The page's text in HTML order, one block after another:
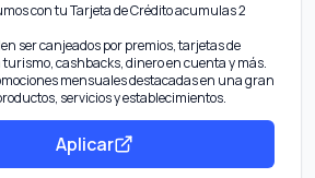
con tu Tarjeta de Crédito acumulas 2
ser canjeados por premios, tarjetas de
turismo, cashbacks, dinero en cuenta y más.
mensuales destacadas en una gran
servicios y establecimientos.
Aplicar